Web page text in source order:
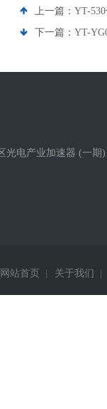
上一篇： YT-
下一篇： YT-
光电产业加速器 (一期
网站首页 关于我们